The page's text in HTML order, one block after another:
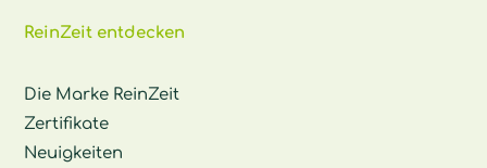
ReinZeit entdecken
Die Marke ReinZeit
Zertifikate
Neuigkeiten